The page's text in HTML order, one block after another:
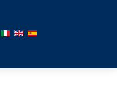
Выберите язык